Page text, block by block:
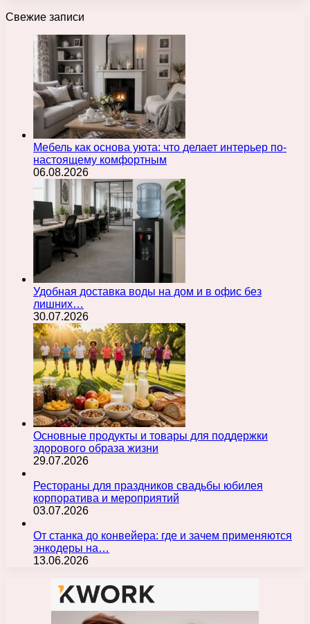
Свежие записи
Мебель как основа уюта: что делает интерьер по-
настоящему комфортным
06.08.2026
Удобная доставка воды на дом и в офис без
лишних…
30.07.2026
Основные продукты и товары для поддержки
здорового образа жизни
29.07.2026
Рестораны для праздников свадьбы юбилея
корпоратива и мероприятий
03.07.2026
От станка до конвейера: где и зачем применяются
энкодеры на…
13.06.2026